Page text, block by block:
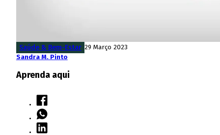
Saúde & Bem-Estar 29 Março 2023
Sandra M. Pinto
Aprenda aqui